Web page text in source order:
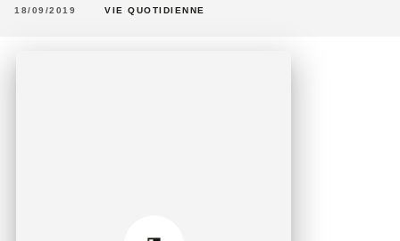
18/09/2019 VIE QUOTIDIENNE